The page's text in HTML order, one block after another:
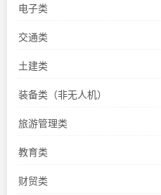
电子类
交通类
土建类
装备类（非无人机）
旅游管理类
教育类
财贸类